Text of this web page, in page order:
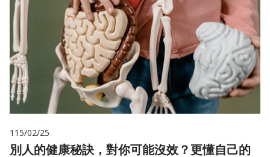
115/02/25
別人的健康秘訣，對你可能沒效？更懂自己的